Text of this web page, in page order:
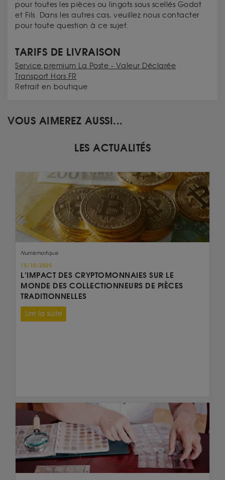
pour toutes les pièces ou lingots sous scellés Godot
et Fils. Dans les autres cas, veuillez nous contacter
pour toute question à ce sujet.
TARIFS DE LIVRAISON
Service premium La Poste - Valeur Déclarée
Transport Hors FR
Retrait en boutique
VOUS AIMEREZ AUSSI...
LES ACTUALITÉS
Numismatique
15/10/2025
L’IMPACT DES CRYPTOMONNAIES SUR LE
MONDE DES COLLECTIONNEURS DE PIÈCES
TRADITIONNELLES
Lire la suite